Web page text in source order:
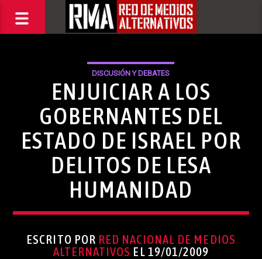
DISCUSIÓN Y DEBATES
ENJUICIAR A LOS
GOBERNANTES DEL
ESTADO DE ISRAEL POR
DELITOS DE LESA
HUMANIDAD
ESCRITO POR RED NACIONAL DE MEDIOS
ALTERNATIVOS EL 19/01/2009